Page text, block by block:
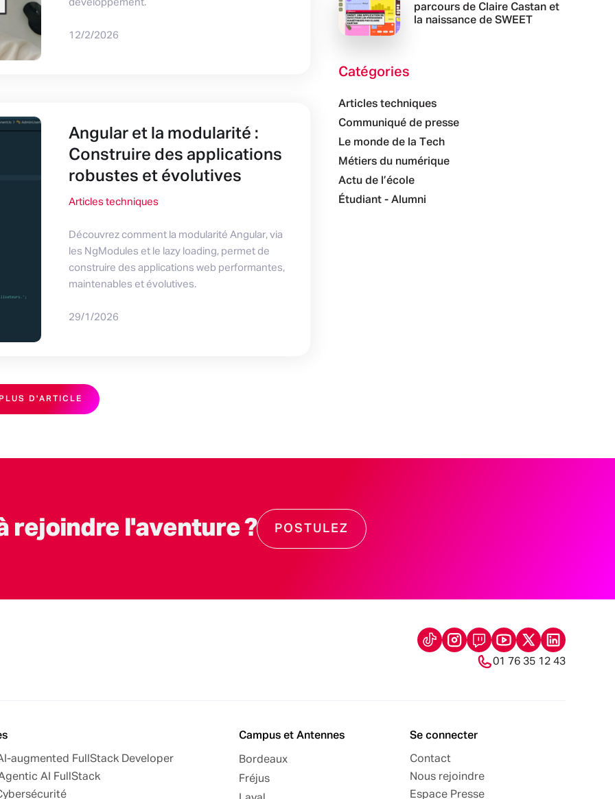
développement.
12/2/2026
Angular et la modularité :
Construire des applications
robustes et évolutives
Articles techniques
Découvrez comment la modularité Angular, via
les NgModules et le lazy loading, permet de
construire des applications web performantes,
maintenables et évolutives.
29/1/2026
D'ARTICLE
parcours de Claire Castan et
la naissance de SWEET
Catégories
Articles techniques
Communiqué de presse
Le monde de la Tech
Métiers du numérique
Actu de l’école
Étudiant - Alumni
rejoindre l'aventure ? POSTULEZ
01 76 35 12 43
augmented FullStack Developer
AI FullStack
Campus et Antennes
Bordeaux
Fréjus
Se connecter
Contact
Nous rejoindre
Espace Presse